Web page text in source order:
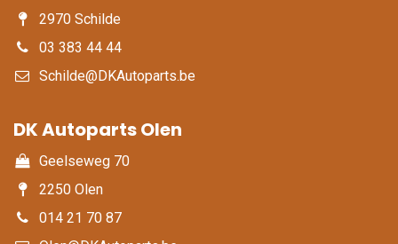
2970 Schilde
03 383 44 44
Schilde@DKAutoparts.be
DK Autoparts Olen​
Geelseweg 70
2250 Olen
014 21 70 87